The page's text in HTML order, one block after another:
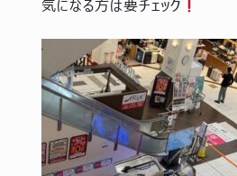
気になる方は要チェック